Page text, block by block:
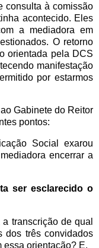
consulta à comissão
acontecido. Eles
a mediadora em
O retorno
orientada pela DCS
manifestação
por estarmos
Gabinete do Reitor
pontos:
Social exarou
encerrar a
ser esclarecido o
transcrição de qual
dos três convidados
essa orientação? E,